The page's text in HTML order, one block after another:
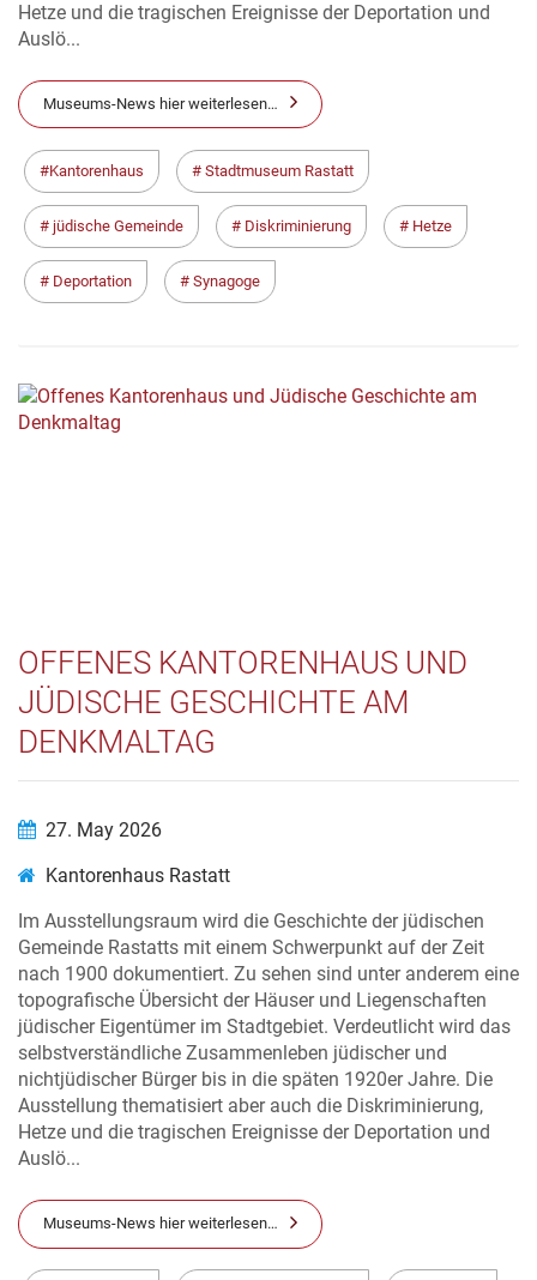
Hetze und die tragischen Ereignisse der Deportation und
Auslö...
Museums-News hier weiterlesen…
Kantorenhaus Stadtmuseum Rastatt
jüdische Gemeinde Diskriminierung Hetze
Deportation Synagoge
OFFENES KANTORENHAUS UND
JÜDISCHE GESCHICHTE AM
DENKMALTAG
27. May 2026
Kantorenhaus Rastatt
Im Ausstellungsraum wird die Geschichte der jüdischen
Gemeinde Rastatts mit einem Schwerpunkt auf der Zeit
nach 1900 dokumentiert. Zu sehen sind unter anderem eine
topografische Übersicht der Häuser und Liegenschaften
jüdischer Eigentümer im Stadtgebiet. Verdeutlicht wird das
selbstverständliche Zusammenleben jüdischer und
nichtjüdischer Bürger bis in die späten 1920er Jahre. Die
Ausstellung thematisiert aber auch die Diskriminierung,
Hetze und die tragischen Ereignisse der Deportation und
Auslö...
Museums-News hier weiterlesen…